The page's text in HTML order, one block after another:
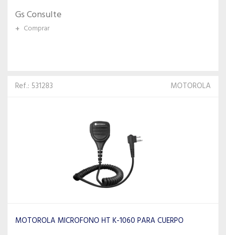
Gs Consulte
+ Comprar
Ref.: 531283 MOTOROLA
MOTOROLA MICROFONO HT K-1060 PARA CUERPO